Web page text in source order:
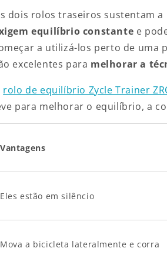
dois rolos traseiros sustentam
equilíbrio constante e
a utilizá-los perto de uma
excelentes para melhorar a
rolo de equilíbrio Zycle Trainer
para melhorar o equilíbrio, a
Vantagens
Eles estão em silêncio
Mova a bicicleta lateralmente e corra